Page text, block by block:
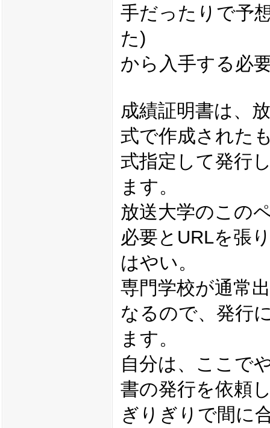
手だったりで予
た)
から入手する必
成績証明書は、
式で作成された
式指定して発行
ます。
放送大学のこの
必要とURLを張
はやい。
専門学校が通常
なるので、発行
ます。
自分は、ここで
書の発行を依頼
ぎりぎりで間に